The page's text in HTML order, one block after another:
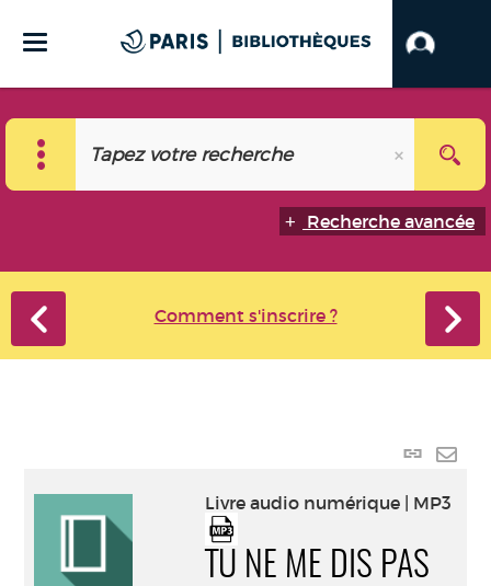
Recherche avancée
Comment s'inscrire ?
Lien
par
Livre audio numérique | MP3
TU NE ME DIS PAS